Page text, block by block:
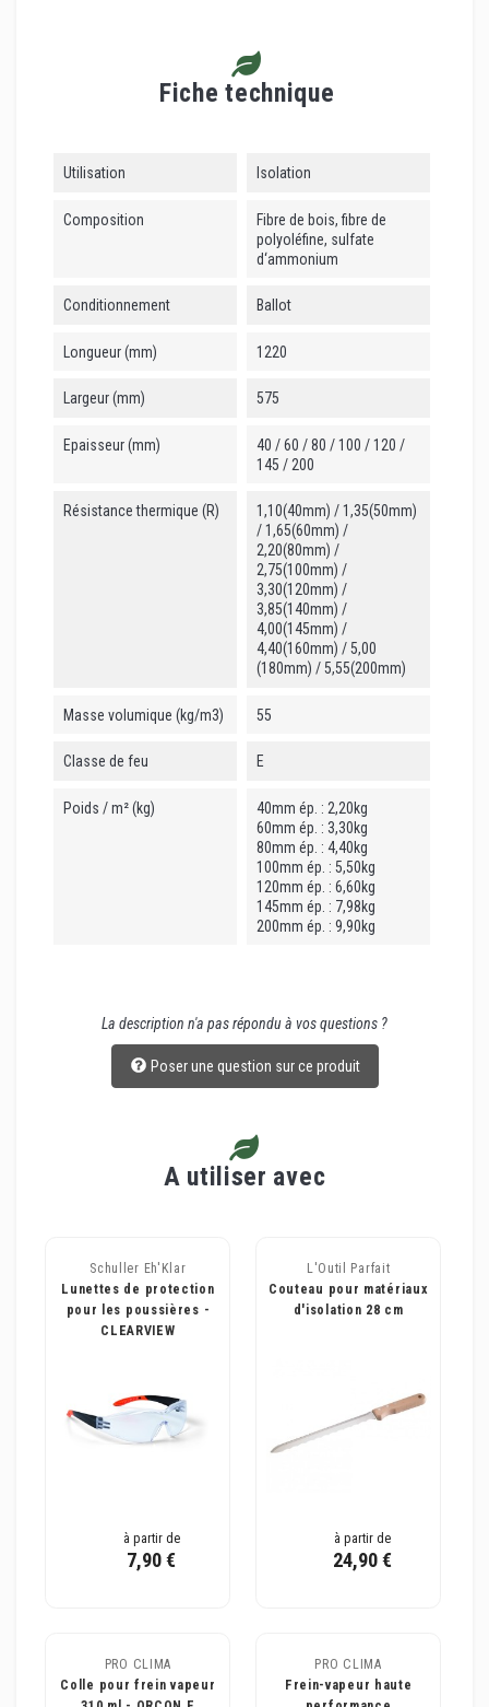
Fiche technique
Utilisation Isolation
Composition
Fibre de bois, fibre de
polyoléfine, sulfate
d‘ammonium
Conditionnement Ballot
Longueur (mm) 1220
Largeur (mm) 575
Epaisseur (mm)
40 / 60 / 80 / 100 / 120 /
145 / 200
Résistance thermique (R)
1,10(40mm) / 1,35(50mm)
/ 1,65(60mm) /
2,20(80mm) /
2,75(100mm) /
3,30(120mm) /
3,85(140mm) /
4,00(145mm) /
4,40(160mm) / 5,00
(180mm) / 5,55(200mm)
Masse volumique (kg/m3) 55
Classe de feu E
Poids / m² (kg)
40mm ép. : 2,20kg
60mm ép. : 3,30kg
80mm ép. : 4,40kg
100mm ép. : 5,50kg
120mm ép. : 6,60kg
145mm ép. : 7,98kg
200mm ép. : 9,90kg
La description n'a pas répondu à vos questions ?
Poser une question sur ce produit
A utiliser avec
Schuller Eh'Klar
Lunettes de protection
pour les poussières -
CLEARVIEW
à partir de
7,90 €
L'Outil Parfait
Couteau pour matériaux
d'isolation 28 cm
à partir de
24,90 €
PRO CLIMA
Colle pour frein vapeur
PRO CLIMA
Frein-vapeur haute